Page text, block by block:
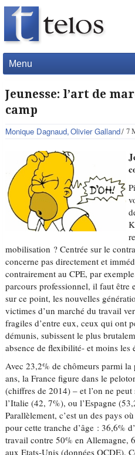
Menu
Jeunesse: l’art de
camp
Monique Dagnaud Olivier Galland 7
mobilisation ? Centrée sur le
concerne pas directement et
contrairement au CPE, par
parcours professionnel, il faut être
sur ce point, les nouvelles
victimes d’un marché du travail
fragiles d’entre eux, ceux qui ont
démunis, subissent le plus
absence de flexibilité- et moins les
Avec 23,2% de chômeurs parmi
ans, la France figure dans le
(chiffres de 2014) – et l’on ne
l’Italie (42, 7%), ou l’Espagne
Parallèlement, c’est un des pays
pour cette tranche d’âge : 36,6%
travail contre 50% en Allemagne,
aux Etats-Unis (données OCDE).